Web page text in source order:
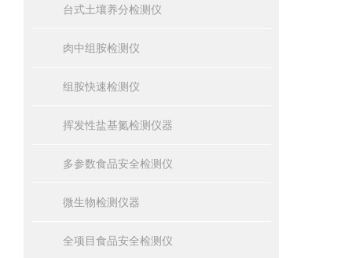
台式土壤养分检测仪
肉中组胺检测仪
组胺快速检测仪
挥发性盐基氮检测仪器
多参数食品安全检测仪
微生物检测仪器
全项目食品安全检测仪